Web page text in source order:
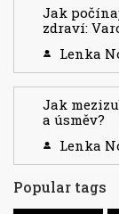
Jak
zdraví:
Lenka
Jak
a úsměv?
Lenka
Popular tags